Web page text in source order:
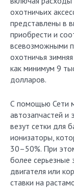
охотничьих
представлены в
приобрести и
всевозможными
охотничья
как минимум 9
долларов.
С помощью Сети
автозапчастей и
везут сетки для
ионизаторы,
30–50%. При
более серьезные
двигателя или
ставки на